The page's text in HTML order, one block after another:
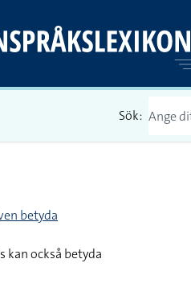
Sök:
betyda
kan också betyda